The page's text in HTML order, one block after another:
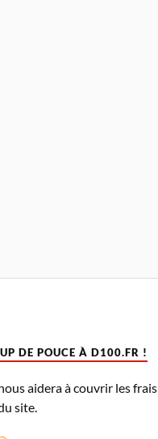
DE POUCE À D100.FR !
aidera à couvrir les frais
site.